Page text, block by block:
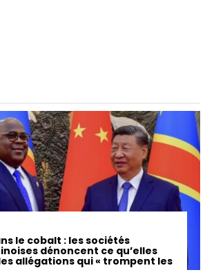
le cobalt : les sociétés
dénoncent ce qu’elles
allégations qui « trompent les